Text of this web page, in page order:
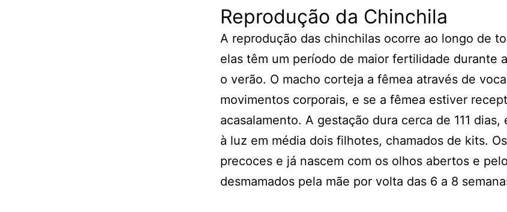
Reprodução da Chinchila
A reprodução das chinchilas ocorre ao longo de
elas têm um período de maior fertilidade durante
o verão. O macho corteja a fêmea através de
movimentos corporais, e se a fêmea estiver
acasalamento. A gestação dura cerca de 111 dias,
à luz em média dois filhotes, chamados de kits.
precoces e já nascem com os olhos abertos e
desmamados pela mãe por volta das 6 a 8